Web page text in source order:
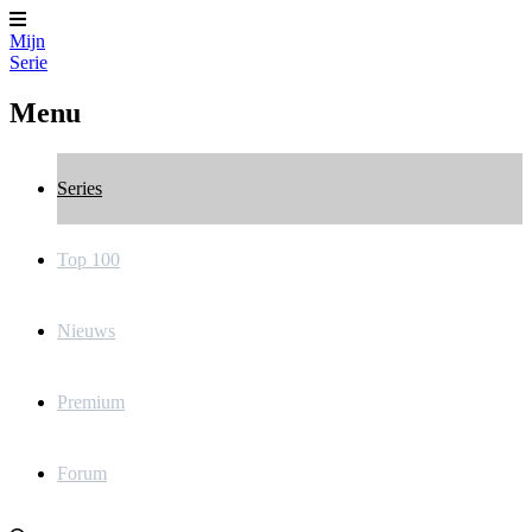
Mijn
Serie
Menu
Series
Top 100
Nieuws
Premium
Forum